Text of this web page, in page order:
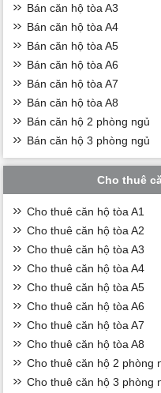
Bán căn hộ tòa A3
Bán căn hộ tòa A4
Bán căn hộ tòa A5
Bán căn hộ tòa A6
Bán căn hộ tòa A7
Bán căn hộ tòa A8
Bán căn hộ 2 phòng ngủ
Bán căn hộ 3 phòng ngủ
Cho thuê
Cho thuê căn hộ tòa A1
Cho thuê căn hộ tòa A2
Cho thuê căn hộ tòa A3
Cho thuê căn hộ tòa A4
Cho thuê căn hộ tòa A5
Cho thuê căn hộ tòa A6
Cho thuê căn hộ tòa A7
Cho thuê căn hộ tòa A8
Cho thuê căn hộ 2 phòng
Cho thuê căn hộ 3 phòng